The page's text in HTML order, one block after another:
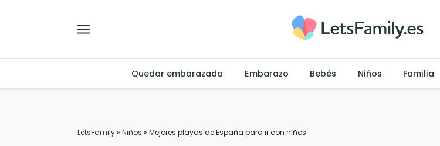
Quedar embarazada Embarazo Bebés Niños Familia
LetsFamily» Niños » Mejores playas de España para ir con niños